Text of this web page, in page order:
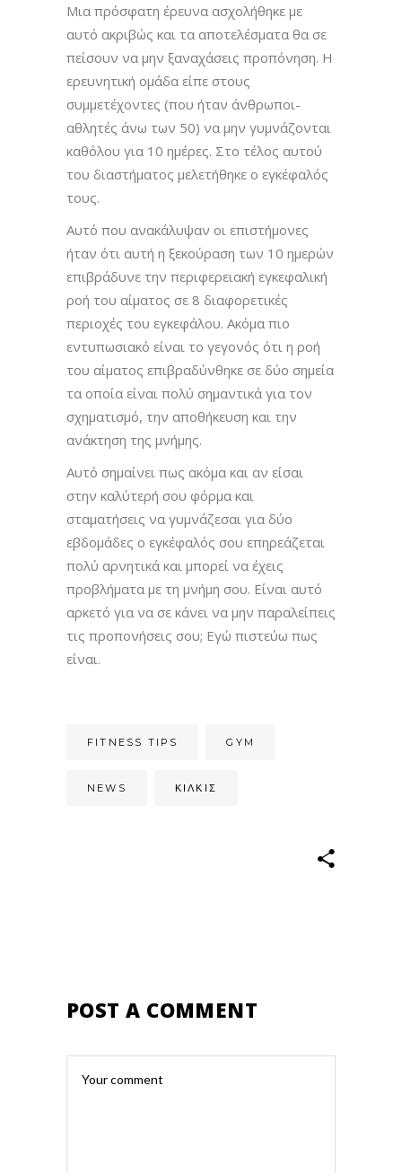
Μια πρόσφατη έρευνα ασχολήθηκε με
αυτό ακριβώς και τα αποτελέσματα θα σε
πείσουν να μην ξαναχάσεις προπόνηση. Η
ερευνητική ομάδα είπε στους
συμμετέχοντες (που ήταν άνθρωποι-
αθλητές άνω των 50) να μην γυμνάζονται
καθόλου για 10 ημέρες. Στο τέλος αυτού
του διαστήματος μελετήθηκε ο εγκέφαλός
τους.
Αυτό που ανακάλυψαν οι επιστήμονες
ήταν ότι αυτή η ξεκούραση των 10 ημερών
επιβράδυνε την περιφερειακή εγκεφαλική
ροή του αίματος σε 8 διαφορετικές
περιοχές του εγκεφάλου. Ακόμα πιο
εντυπωσιακό είναι το γεγονός ότι η ροή
του αίματος επιβραδύνθηκε σε δύο σημεία
τα οποία είναι πολύ σημαντικά για τον
σχηματισμό, την αποθήκευση και την
ανάκτηση της μνήμης.
Αυτό σημαίνει πως ακόμα και αν είσαι
στην καλύτερή σου φόρμα και
σταματήσεις να γυμνάζεσαι για δύο
εβδομάδες ο εγκέφαλός σου επηρεάζεται
πολύ αρνητικά και μπορεί να έχεις
προβλήματα με τη μνήμη σου. Είναι αυτό
αρκετό για να σε κάνει να μην παραλείπεις
τις προπονήσεις σου; Εγώ πιστεύω πως
είναι.
FITNESS TIPS GYM
NEWS ΚΙΛΚΊΣ
POST A COMMENT